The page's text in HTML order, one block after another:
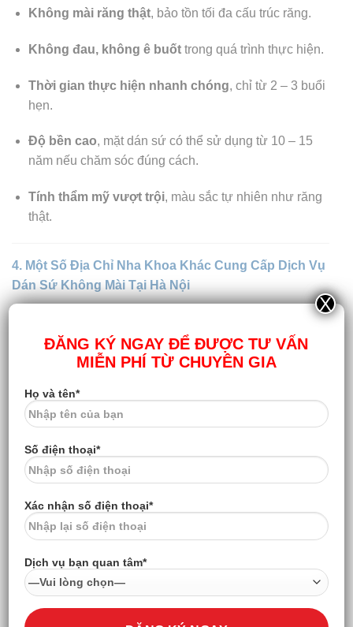
Không mài răng thật, bảo tồn tối đa cấu trúc răng.
Không đau, không ê buốttrong quá trình thực hiện.
Thời gian thực hiện nhanh chóng, chỉ từ 2 – 3 buổi
hẹn.
Độ bền cao, mặt dán sứ có thể sử dụng từ 10 – 15
năm nếu chăm sóc đúng cách.
Tính thẩm mỹ vượt trội, màu sắc tự nhiên như răng
thật.
4. Một Số Địa Chỉ Nha Khoa Khác Cung Cấp Dịch Vụ
Dán Sứ Không Mài Tại Hà Nội
Ngoài Nha Khoa Minh Châu, một số phòng khám khác
4.1. Nha Khoa Paris
Nổi bật với công nghệ Nano 5S độc quyền, Nha Khoa
Paris cung cấp dịch vụ dán sứ không mài với các loại sứ
4.2. Nha Khoa Gia Đình
Vớiđội ngũ bác sĩgiàu kinh nghiệm và trang thiết bị hiện
đại, Nha Khoa Gia Đình là một trong những địa chỉ uy tín
trong lĩnh vực dán sứ không mài.
Kết Luận
Nếu bạn đang tìm kiếm một địa chỉ
ĐĂNG KÝ NGAY ĐỂ ĐƯỢC TƯ VẤN
MIỄN PHÍ TỪ CHUYÊN GIA
Họ và tên*
Số điện thoại*
Xác nhận số điện thoại*
Dịch vụ bạn quan tâm*
X